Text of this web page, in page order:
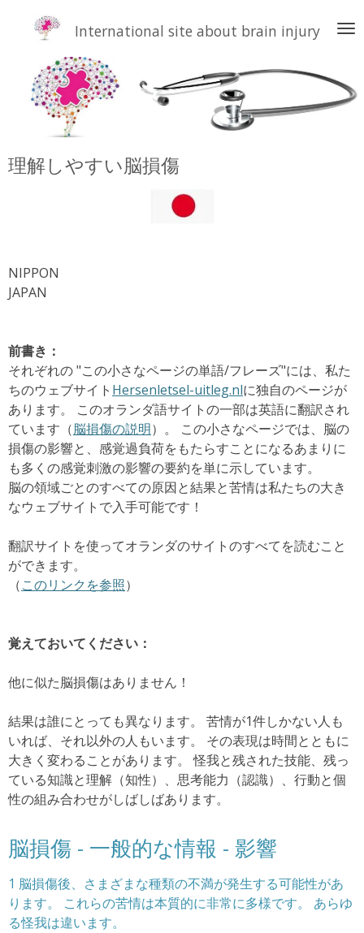
content
International site about brain injury
理解しやすい脳損傷
NIPPON
JAPAN
前書き：
それぞれの "この小さなページの単語/フレーズ"には、私た
ちのウェブサイト Hersenletsel-uitleg.nlに独自のページが
あります。
このオランダ語サイトの一部は英語に翻訳され
ています（脳損傷の説明）。
この小さなページでは、脳の
損傷の影響と、感覚過負荷をもたらすことになるあまりに
も多くの感覚刺激の影響の要約を単に示しています。
脳の領域ごとのすべての原因と結果と苦情は私たちの大き
なウェブサイトで入手可能です！
翻訳サイトを使ってオランダのサイトのすべてを読むこと
ができます。
（このリンクを参照）
覚えておいてください：
他に似た脳損傷はありません！
結果は誰にとっても異なります。
苦情が1件しかない人も
いれば、それ以外の人もいます。
その表現は時間とともに
大きく変わることがあります。
怪我と残された技能、残っ
ている知識と理解（知性）、思考能力（認識）、行動と個
性の組み合わせがしばしばあります。
脳損傷 - 一般的な情報 - 影響
1 脳損傷後、さまざまな種類の不満が発生する可能性があ
ります。
これらの苦情は本質的に非常に多様です。
あらゆ
る怪我は違います。